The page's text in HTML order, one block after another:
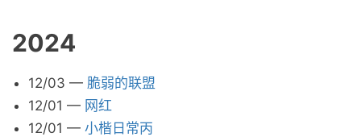
2024
12/03 — 脆弱的联盟
12/01 — 网红
12/01 — 小楷日常丙